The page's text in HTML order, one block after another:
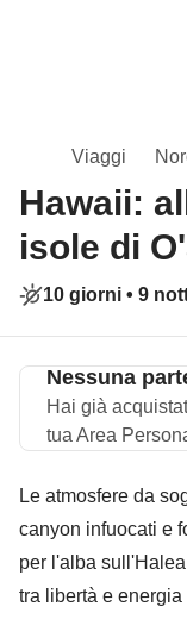
Viaggi
Hawaii:
isole di
10 giorni • 9
Nessuna
Hai già
tua Area
Le atmosfere da
canyon infuocati e
per l'alba
tra libertà e energia